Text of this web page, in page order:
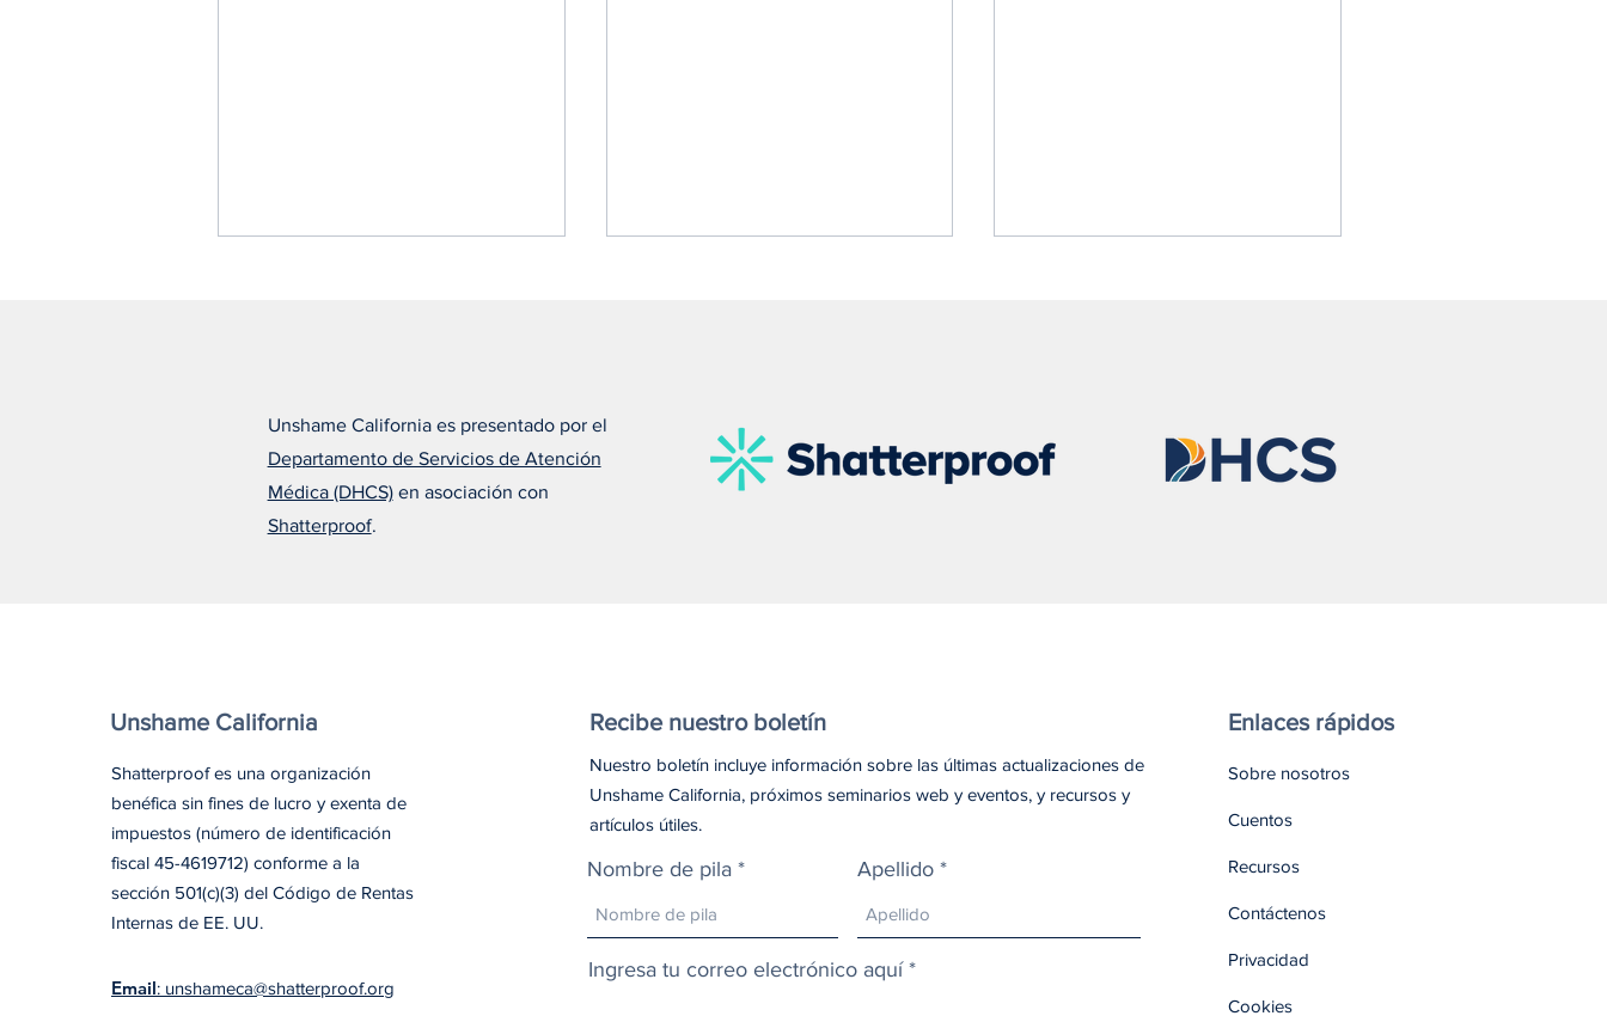
Alfonso cree que el
tratamiento adecuado lo
cambió todo
Susan nos recuerda que el
amor puede salvar una vida
Melissa explica por qué todos
Unshame California es presentado por el
Departamento de Servicios de Atención
Médica (DHCS)en asociación con
Shatterproof.
Unshame California
Shatterproof es una organización
benéfica sin fines de lucro y exenta de
impuestos (número de identificación
fiscal 45-4619712) conforme a la
sección 501(c)(3) del Código de Rentas
Internas de EE. UU.
Email: unshameca@shatterproof.org
Recibe nuestro boletín
Nuestro boletín incluye información sobre las últimas actualizaciones de
Unshame California, próximos seminarios web y eventos, y recursos y
artículos útiles.
Nombre de pila Apellido
Ingresa tu correo electrónico aquí
Enlaces rápidos
Sobre nosotros
Cuentos
Recursos
Contáctenos
Privacidad
Cookies